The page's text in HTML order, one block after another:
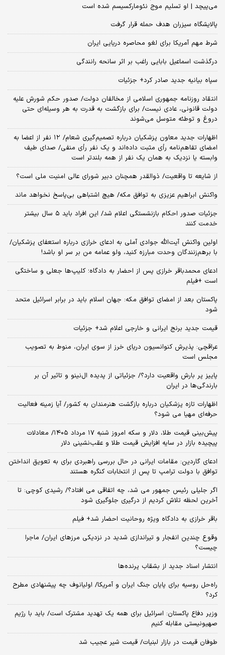
می‌پیچد | او تسلیم موج نئومارکسیسم شده است
پالایشگاه سیزران هدف حمله قرار گرفت
شرط مهم آمریکا برای لغو محاصره دریایی ایران
درگذشت اسماعیل بابایی راغب بر اثر سانحه رانندگی
سپاه بیانیه جدید صادر کرد+ جزئیات
انتقاد روزنامه جمهوری اسلامی از مخالفان دولت/ صدور حکم شورش علیه
دولت قانونی، عادی نیست/ برای بازگشت به قدرت به هر وسیله‌ای حتی
دروغ و توطئه متوسل می‌شوند
اظهارات جدید معاون پزشکیان درباره تصمیم‌گیری شعام/ ۱۲ نفر از اعضا به
امضای تفاهم‌نامه رأی مثبت داده‌اند و یک نفر رأی منفی/ صدای طیف
وابسته یا نزدیک به همان یک نفر از همه بلندتر است
از شایعه تا واقعیت/ ذوالقدر همچنان دبیر شورای ‌عالی امنیت ملی است؟
واکنش ابراهیم عزیزی به توافق مکه/ هیچ اشتباهی بی‌پاسخ نخواهد ماند
جزئیات صدور احکام بازنشستگی اعلام شد/ این افراد باید ۵ سال بیشتر
خدمت کنند
اولین واکنش آیت‌الله جوادی آملی به ادعای خرازی درباره استعفای پزشکیان/
با برهم‌زنندگان وحدت مبارزه کنید، ولو عمامه من بر سر او باشد!
ادعای محمدباقر خرازی پس از احضار به دادگاه؛ کلیپ‌ها جعلی و ساختگی
است +فیلم
پاکستان بعد از امضای توافق مکه: جهان اسلام باید در برابر اسرائیل متحد
شود
قیمت جدید برنج ایرانی و خارجی اعلام شد+ جزئیات
عراقچی: پذیرش کنوانسیون دریای خرز از سوی ایران، منوط به تصویب
مجلس است
پاییز پر بارش واقعیت دارد؟/ جزئیاتی از پدیده ال‌نینو و تاثیر آن بر
بارندگی‌ها در ایران
اظهارات تازه پزشکیان درباره بازگشت هنرمندان به کشور/ آیا زمینه فعالیت
حرفه‌ای مهیا می شود؟
پیش‌بینی قیمت طلا، دلار و سکه امروز شنبه ۱۷ مرداد ۱۴۰۵/ معادلات
پیچیده بازار در سایه افزایش قیمت طلا و عقب‌نشینی دلار
ادعای گاردین: مقامات ایرانی در حال بررسی راهبردی برای به تعویق انداختن
توافق با دولت ترامپ تا پس از انتخابات کنگره هستند
اگر جلیلی رئیس جمهور می شد، چه اتفاقی می افتاد؟/ رشیدی کوچی: تا
آخرین لحظه تلاش کردیم از درگیری جلوگیری شود
باقر خرازی به دادگاه ویژه روحانیت احضار شد+ فیلم
وقوع چندین انفجار و تیراندازی شدید در نزدیکی مرز‌های ایران/ ماجرا
چیست؟
انتشار اسناد جدید از بشقاب پرنده‌ها
راه‌حل روسیه برای پایان جنگ ایران و آمریکا/ اولیانوف چه پیشنهادی مطرح
کرد؟
وزیر دفاع پاکستان: اسرائیل برای همه یک تهدید مشترک است/ باید با رژیم
صهیونیستی مقابله کنیم
طوفان قیمت در بازار لبنیات/ قیمت شیر عجیب شد